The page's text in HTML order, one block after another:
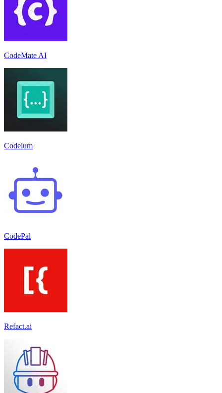
CodeMate AI
Codeium
CodePal
Refact.ai